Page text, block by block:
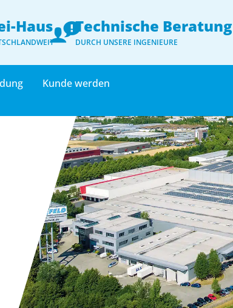
Haus Technische Beratung
DURCH UNSERE INGENIEURE
Kunde werden